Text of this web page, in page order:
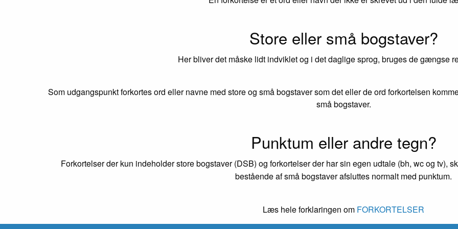
Store eller små bogstaver?
Her bliver det måske lidt indviklet og i det daglige sprog, bruges de gængse
Som udgangspunkt forkortes ord eller navne med store og små bogstaver som det eller de ord forkortelsen
små bogstaver.
Punktum eller andre tegn?
Forkortelser der kun indeholder store bogstaver (DSB) og forkortelser der har sin egen udtale (bh, wc og tv),
bestående af små bogstaver afsluttes normalt med punktum.
Læs hele forklaringen om FORKORTELSER